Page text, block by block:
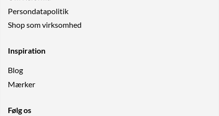
Persondatapolitik
Shop som virksomhed
Inspiration
Blog
Mærker
Følg os